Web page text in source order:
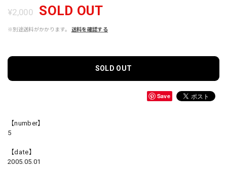
¥2,000 SOLD OUT
※別途送料がかかります。 送料を確認する
SOLD OUT
Save
【number】
5
【date】
2005.05.01